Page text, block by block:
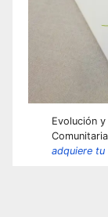
Evolución
adquiere tu